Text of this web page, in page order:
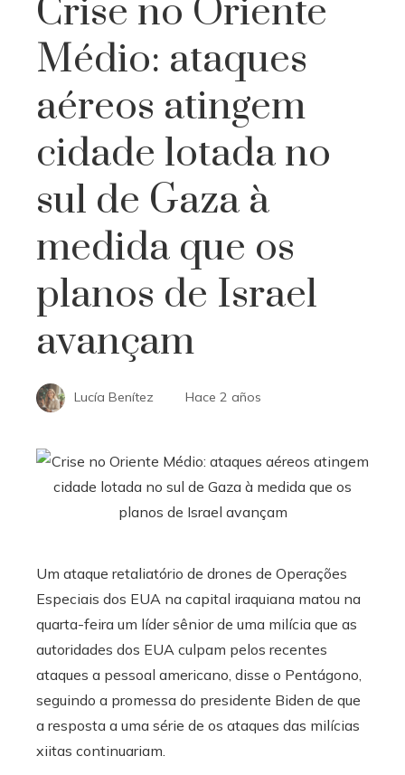
Crise no Oriente
Médio: ataques
aéreos atingem
cidade lotada no
sul de Gaza à
medida que os
planos de Israel
avançam
Lucía Benítez Hace 2 años
Um ataque retaliatório de drones de Operações
Especiais dos EUA na capital iraquiana matou na
quarta-feira um líder sênior de uma milícia que as
autoridades dos EUA culpam pelos recentes
ataques a pessoal americano, disse o Pentágono,
seguindo a promessa do presidente Biden de que
a resposta a uma série de os ataques das milícias
xiitas continuariam.